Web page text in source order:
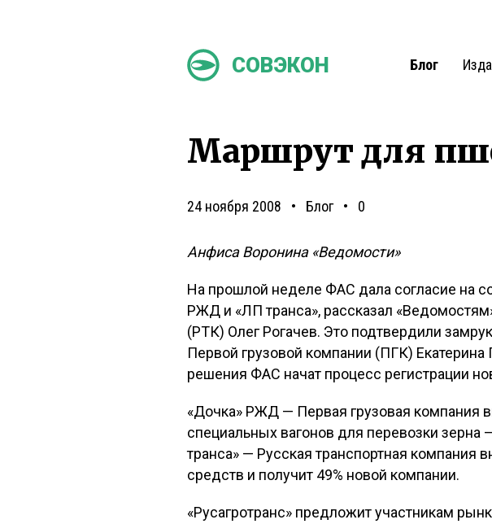
СОВЭКОН Блог
Маршрут для
24 ноября 2008 Блог 0
Анфиса Воронина «Ведомости»
На прошлой неделе ФАС дала согласие на
РЖД и «ЛП транса», рассказал
(РТК) Олег Рогачев. Это подтвердили
Первой грузовой компании (ПГК)
решения ФАС начат процесс регистрации
«Дочка» РЖД — Первая грузовая компания
специальных вагонов для перевозки зерна
транса» — Русская транспортная компания
средств и получит 49% новой компании.
«Русагротранс» предложит участникам